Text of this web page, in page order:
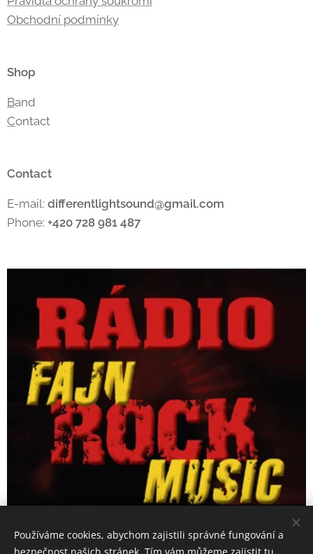
Obchodní podmínky
Shop
Band
Contact
Contact
E-mail: differentlightsound@gmail.com
Phone: +420 728 981 487
Používáme cookies, abychom zajistili správné fungování a